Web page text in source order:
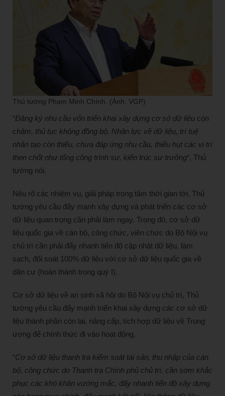
Thủ tướng Phạm Minh Chính. (Ảnh: VGP)
“Đăng ký nhu cầu vốn triển khai xây dựng cơ sở dữ liệu còn
chậm, thủ tục không đồng bộ. Nhân lực về dữ liệu, trí tuệ
nhân tạo còn thiếu, chưa đáp ứng nhu cầu, thiếu hụt các vị trí
then chốt như tổng công trình sư, kiến trúc sư trưởng“, Thủ
tướng nói.
Nêu rõ các nhiệm vụ, giải pháp trọng tâm thời gian tới, Thủ
tướng yêu cầu đẩy mạnh xây dựng và phát triển các cơ sở
dữ liệu quan trọng cần phải làm ngay. Trong đó, cơ sở dữ
liệu quốc gia về cán bộ, công chức, viên chức do Bộ Nội vụ
chủ trì cần phải đẩy nhanh tiến độ cập nhật dữ liệu, làm
sạch, đối soát 100% dữ liệu với cơ sở dữ liệu quốc gia về
dân cư (hoàn thành trong quý I).
Cơ sở dữ liệu về an sinh xã hội do Bộ Nội vụ chủ trì, Thủ
tướng yêu cầu đẩy mạnh triển khai xây dựng các cơ sở dữ
liệu thành phần còn lại, nâng cấp, tích hợp dữ liệu về Trung
ương để chính thức đi vào hoạt động.
“Cơ sở dữ liệu thanh tra kiểm soát tài sản, thu nhập của cán
bộ, công chức do Thanh tra Chính phủ chủ trì, cần sớm khắc
phục các khó khăn vướng mắc, đẩy nhanh tiến độ xây dựng